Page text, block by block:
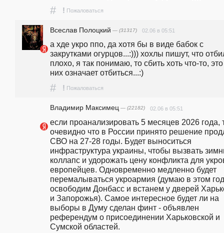
# ! Пожаловаться
Всеслав Полоцкий — (31317) 02.06 в 05:51
а хде укро ппо, да хотя бы в виде бабок с
закрутками огурцов...:))) хохлы пишут, что
плохо, я так понимаю, то сбить хоть что-то,
них означает отбиться...:)
# ! Пожаловаться
Владимир Максимец — (22182) 02.06 в 05:51
если проанализировать 5 месяцев 2026 года,
очевидно что в России принято решение
СВО на 27-28 годы. Будет выноситься
инфраструктура украины, чтобы вызвать
коллапс и удорожать цену конфликта для
европейцев. Одновременно медленно будет
перемалываться укроармия (думаю в этом
освободим Донбасс и встанем у дверей
и Запорожья). Самое интересное будет ли на
выборы в Думу сделан финт - объявлен
референдум о присоединении Харьковской и
Сумской областей.